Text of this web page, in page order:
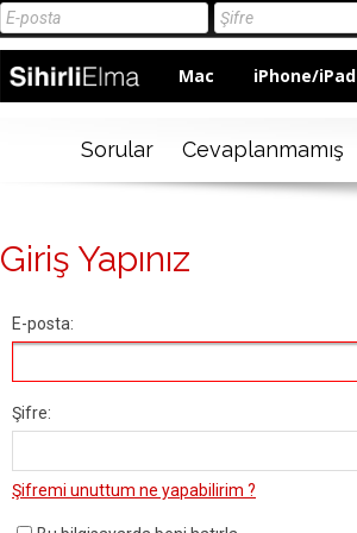
Mac iPhone/iPad
Sorular Cevaplanmamış
Giriş Yapınız
E-posta:
Şifre:
Şifremi unuttum ne yapabilirim ?